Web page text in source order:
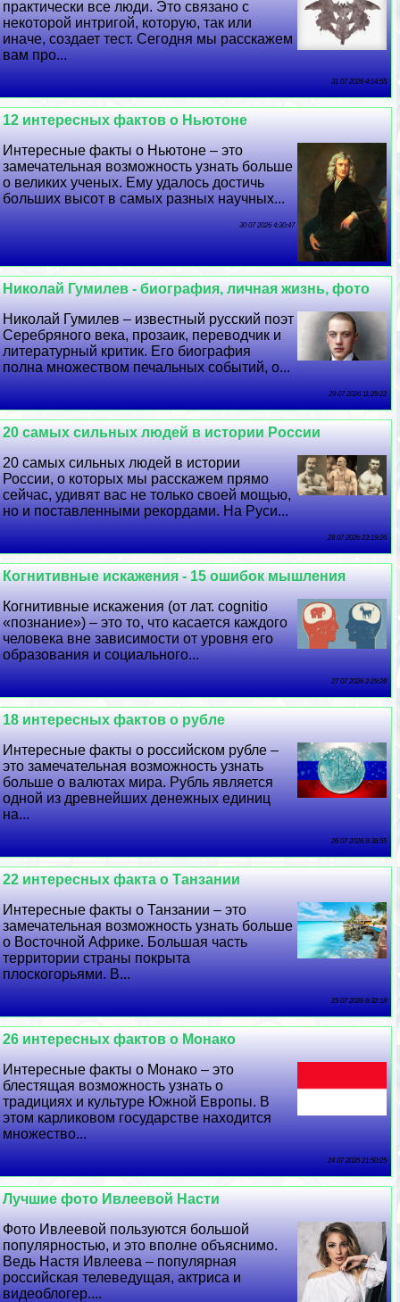
пpaктически все люди. Это связано с
некоторой интригой, которую, так или
иначе, создает тест. Сегодня мы расскажем
вам про...
31 07 2026 4:14:55
12 интересных фактов о Ньютоне
Интересные факты о Ньютоне – это
замечательная возможность узнать больше
о великих ученых. Ему удалось достичь
больших высот в самых разных научных...
30 07 2026 4:30:47
Николай Гумилев - биография, личная жизнь, фото
Николай Гумилев – известный русский поэт
Серебряного века, прозаик, переводчик и
литературный критик. Его биография
полна множеством печальных событий, о...
29 07 2026 11:29:22
20 самых сильных людей в истории России
20 самых сильных людей в истории
России, о которых мы расскажем прямо
сейчас, удивят вас не только своей мощью,
но и поставленными рекордами. На Руси...
28 07 2026 23:19:26
Когнитивные искажения - 15 ошибок мышления
Когнитивные искажения (от лат. cognitiо
«познание») – это то, что касается каждого
человека вне зависимости от уровня его
образования и социального...
27 07 2026 2:29:28
18 интересных фактов о рубле
Интересные факты о российском рубле –
это замечательная возможность узнать
больше о валютах мира. Рубль является
одной из древнейших денежных единиц
на...
26 07 2026 9:38:55
22 интересных факта о Танзании
Интересные факты о Танзании – это
замечательная возможность узнать больше
о Восточной Африке. Большая часть
территории страны покрыта
плоскогорьями. В...
25 07 2026 6:32:18
26 интересных фактов о Монако
Интересные факты о Монако – это
блестящая возможность узнать о
традициях и культуре Южной Европы. В
этом карликовом государстве находится
множество...
24 07 2026 21:50:25
Лучшие фото Ивлеевой Насти
Фото Ивлеевой пользуются большой
популярностью, и это вполне объяснимо.
Ведь Настя Ивлеева – популярная
российская телеведущая, актриса и
видеоблогер....